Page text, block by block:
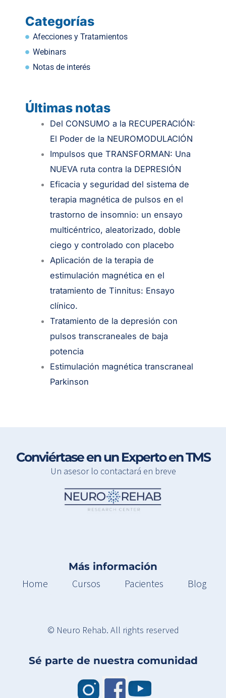
Categorías
Afecciones y Tratamientos
Webinars
Notas de interés
Últimas notas
.
Del CONSUMO a la RECUPERACIÓN:
El Poder de la NEUROMODULACIÓN
Impulsos que TRANSFORMAN: Una
NUEVA ruta contra la DEPRESIÓN
Eficacia y seguridad del sistema de
terapia magnética de pulsos en el
trastorno de insomnio: un ensayo
multicéntrico, aleatorizado, doble
ciego y controlado con placebo
Aplicación de la terapia de
estimulación magnética en el
tratamiento de Tinnitus: Ensayo
clínico.
Tratamiento de la depresión con
pulsos transcraneales de baja
potencia
Estimulación magnética transcraneal
Parkinson
Conviértase en un Experto en TMS
Un asesor lo contactará en breve
Más información
Home
Cursos Pacientes Blog
© Neuro Rehab. All rights reserved
Sé parte de nuestra comunidad